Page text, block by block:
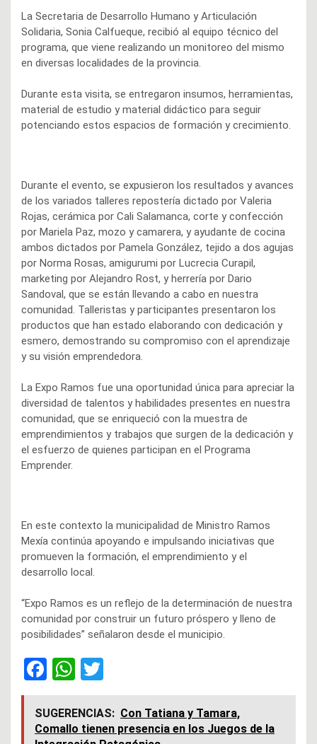
La Secretaria de Desarrollo Humano y Articulación
Solidaria, Sonia Calfueque, recibió al equipo técnico del
programa, que viene realizando un monitoreo del mismo
en diversas localidades de la provincia.
Durante esta visita, se entregaron insumos, herramientas,
material de estudio y material didáctico para seguir
potenciando estos espacios de formación y crecimiento.
Durante el evento, se expusieron los resultados y avances
de los variados talleres repostería dictado por Valeria
Rojas, cerámica por Cali Salamanca, corte y confección
por Mariela Paz, mozo y camarera, y ayudante de cocina
ambos dictados por Pamela González, tejido a dos agujas
por Norma Rosas, amigurumi por Lucrecia Curapil,
marketing por Alejandro Rost, y herrería por Dario
Sandoval, que se están llevando a cabo en nuestra
comunidad. Talleristas y participantes presentaron los
productos que han estado elaborando con dedicación y
esmero, demostrando su compromiso con el aprendizaje
y su visión emprendedora.
La Expo Ramos fue una oportunidad única para apreciar la
diversidad de talentos y habilidades presentes en nuestra
comunidad, que se enriqueció con la muestra de
emprendimientos y trabajos que surgen de la dedicación y
el esfuerzo de quienes participan en el Programa
Emprender.
En este contexto la municipalidad de Ministro Ramos
Mexía continúa apoyando e impulsando iniciativas que
promueven la formación, el emprendimiento y el
desarrollo local.
“Expo Ramos es un reflejo de la determinación de nuestra
comunidad por construir un futuro próspero y lleno de
posibilidades” señalaron desde el municipio.
F
a
ce
b
W
h
at
s
wi
tt
er
SUGERENCIAS: Con Tatiana y Tamara,
Comallo tienen presencia en los Juegos de la